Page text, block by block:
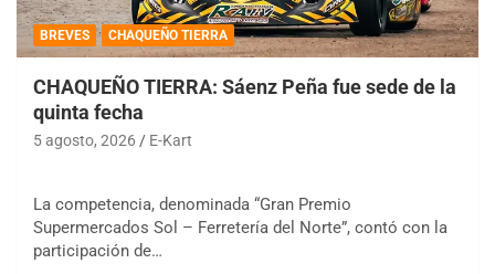
BREVES CHAQUEÑO TIERRA
CHAQUEÑO TIERRA: Sáenz Peña fue sede de la
quinta fecha
5 agosto, 2026 E-Kart
La competencia, denominada “Gran Premio
Supermercados Sol – Ferretería del Norte”, contó con la
participación de…